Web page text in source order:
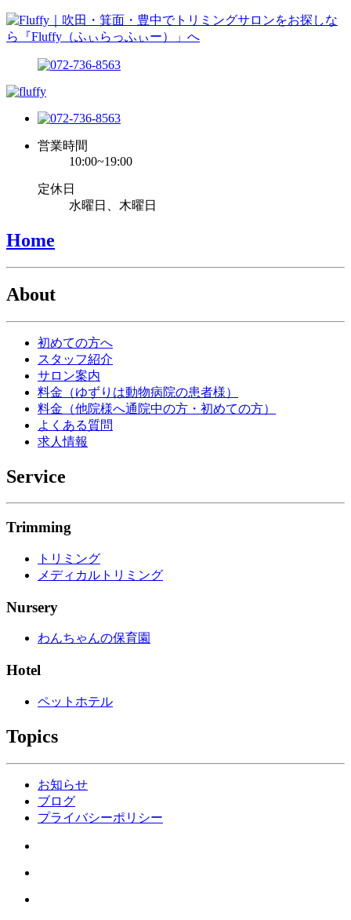
営業時間
10:00~19:00
定休日
水曜日、木曜日
Home
About
初めての方へ
スタッフ紹介
サロン案内
料金（ゆずりは動物病院の患者様）
料金（他院様へ通院中の方・初めての方）
よくある質問
求人情報
Service
Trimming
トリミング
メディカルトリミング
Nursery
わんちゃんの保育園
Hotel
ペットホテル
Topics
お知らせ
ブログ
プライバシーポリシー